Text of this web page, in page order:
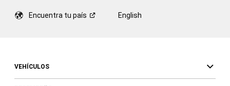
Encuentra tu país English
VEHÍCULOS